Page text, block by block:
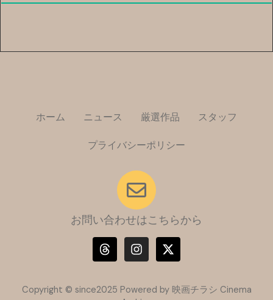
ホーム ニュース 厳選作品 スタッフ
プライバシーポリシー
お問い合わせはこちらから
h
r
d
n
s
g
-
t
t
Copyright © since2025 Powered by 映画チラシ Cinema